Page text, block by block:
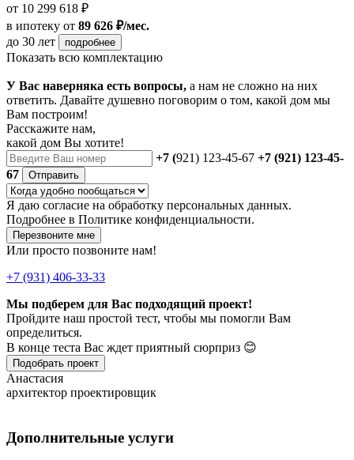
от 10 299 618 ₽
в ипотеку от 89 626 ₽/мес.
до 30 лет
подробнее
Показать всю комплектацию
У Вас наверняка есть вопросы, а нам не сложно на них
ответить. Давайте душевно поговорим о том, какой дом мы
Вам построим!
Расскажите нам,
какой дом Вы хотите!
+7 (921) 123-45-67 +7 (921) 123-45-
67
Отправить
Я даю согласие на обработку персональных данных.
Подробнее в Политике конфиденциальности.
Перезвоните мне
Или просто позвоните нам!
+7 (931) 406-33-33
Мы подберем для Вас подходящий проект!
Пройдите наш простой тест, чтобы мы помогли Вам
определиться.
В конце теста Вас ждет приятный сюрприз 😊
Подобрать проект
Анастасия
архитектор проектировщик
Дополнительные услуги